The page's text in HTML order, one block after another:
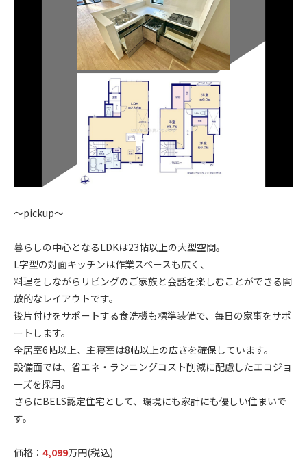
～pickup～
暮らしの中心となるLDKは23帖以上の大型空間。
L字型の対面キッチンは作業スペースも広く、
料理をしながらリビングのご家族と会話を楽しむことができる開
放的なレイアウトです。
後片付けをサポートする食洗機も標準装備で、毎日の家事をサポ
ートします。
全居室6帖以上、主寝室は8帖以上の広さを確保しています。
設備面では、省エネ・ランニングコスト削減に配慮したエコジョ
ーズを採用。
さらにBELS認定住宅として、環境にも家計にも優しい住まいで
す。
価格： 4,099万円(税込)